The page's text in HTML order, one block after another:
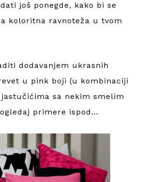
još ponegde, kako bi se
koloritna ravnoteža u tvom
dodavanjem ukrasnih
u pink boji (u kombinaciji
sa nekim smelim
primere ispod…